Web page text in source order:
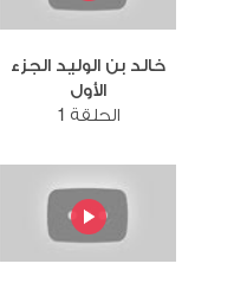
خالد بن الوليد الجزء
الأول
الحلقة 1